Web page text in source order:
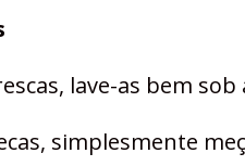
lave-as bem
simplesmente